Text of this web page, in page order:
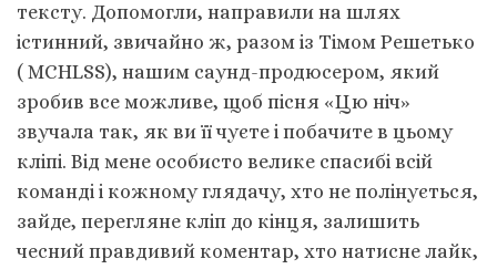
тексту. Допомогли, направили на шлях
істинний, звичайно ж, разом із Тімом Решетько
( MCHLSS), нашим саунд-продюсером, який
зробив все можливе, щоб пісня «Цю ніч»
звучала так, як ви її чуєте і побачите в цьому
кліпі. Від мене особисто велике спасибі всій
команді і кожному глядачу, хто не полінується,
зайде, перегляне кліп до кінця, залишить
чесний правдивий коментар, хто натисне лайк,